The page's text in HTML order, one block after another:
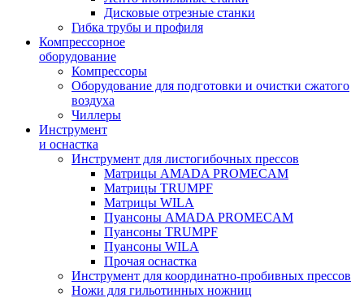
Дисковые отрезные станки
Гибка трубы и профиля
Компрессорное
оборудование
Компрессоры
Оборудование для подготовки и очистки сжатого
воздуха
Чиллеры
Инструмент
и оснастка
Инструмент для листогибочных прессов
Матрицы AMADA PROMECAM
Матрицы TRUMPF
Матрицы WILA
Пуансоны AMADA PROMECAM
Пуансоны TRUMPF
Пуансоны WILA
Прочая оснастка
Инструмент для координатно-пробивных прессов
Ножи для гильотинных ножниц